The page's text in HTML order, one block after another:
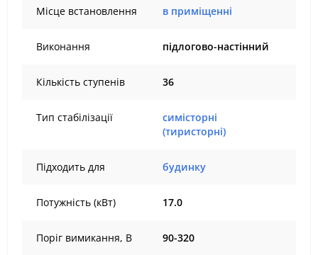
Місце встановлення в приміщенні
Виконання підлогово-настінний
Кількість ступенів 36
Тип стабілізації
симісторні
(тиристорні)
Підходить для будинку
Потужність (кВт) 17.0
Поріг вимикання, В 90-320